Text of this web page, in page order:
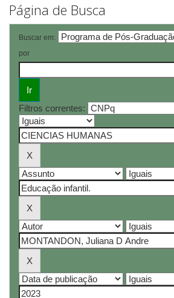
Página de Busca
Buscar em:
por
Filtros correntes: